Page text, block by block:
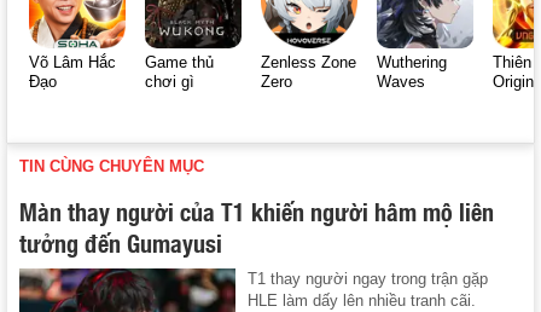
Võ Lâm Hắc
Đạo
Game thủ
chơi gì
Zenless Zone
Zero
Wuthering
Waves
Thiên
Origin
TIN CÙNG CHUYÊN MỤC
Màn thay người của T1 khiến người hâm mộ liên
tưởng đến Gumayusi
T1 thay người ngay trong trận gặp
HLE làm dấy lên nhiều tranh cãi.